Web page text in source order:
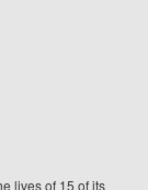
lives of 15 of its